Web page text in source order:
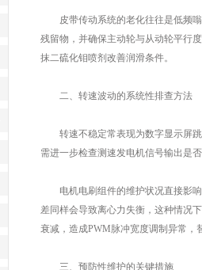
皮带传动系统的老化往往是低频嗡
残留物，并确保主动轮与从动轮平行
抹二硫化钼喷剂改善润滑条件。
二、转速波动的系统性排查方法
转速不稳定常表现为数字显示屏跳
需进一步检查测速发电机信号输出是
电机电刷组件的维护状况直接影响
差同样会导致离心力失衡，这种情况
衰减，造成PWM脉冲宽度调制异常，
三、预防性维护的关键措施